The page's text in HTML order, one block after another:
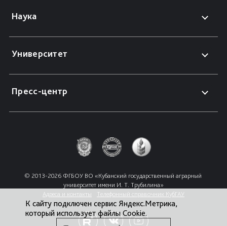
Наука
Университет
Пресс-центр
© 2013-2026 ФГБОУ ВО «Кубанский государственный аграрный
университет имени И. Т. Трубилина»
Адреса и контакты
Телефонный справочник КубГАУ
К сайту подключен сервис Яндекс.Метрика,
который использует файлы Cookie.